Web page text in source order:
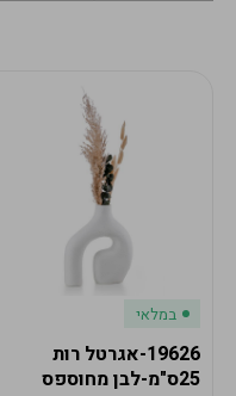
במלאי
19626-אגרטל רות
25ס"מ-לבן מחוספס
לתשלום